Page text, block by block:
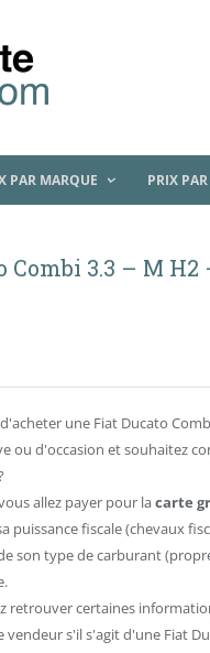
PAR MARQUE PRIX
3.3 – M H2
une Fiat Ducato
ou d'occasion et souhaitez
allez payer pour lacarte
puissance fiscale (chevaux
son type de carburant
retrouver certaines
vendeur s'il s'agit d'une Fiat